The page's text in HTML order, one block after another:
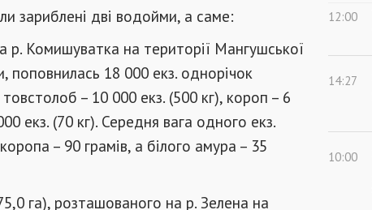
зариблені дві водойми, а саме:
Комишуватка на території Мангушської
поповнилась 18 000 екз. однорічок
– 10 000 екз. (500 кг), короп – 6
екз. (70 кг). Середня вага одного екз.
– 90 грамів, а білого амура – 35
га), розташованого на р. Зелена на
12:00
14:27
10:00